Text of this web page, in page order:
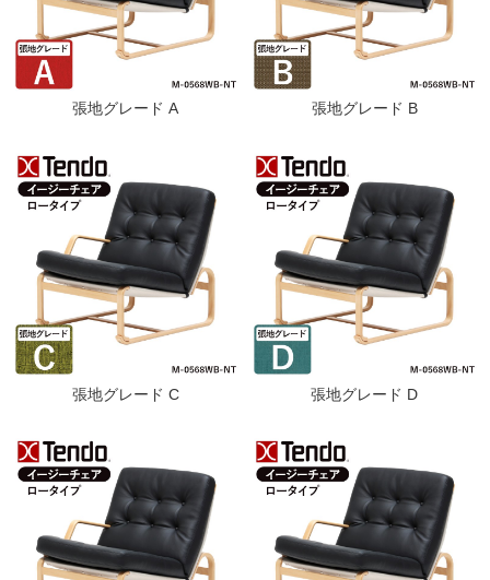
張地グレード A 張地グレード B
張地グレード C 張地グレード D